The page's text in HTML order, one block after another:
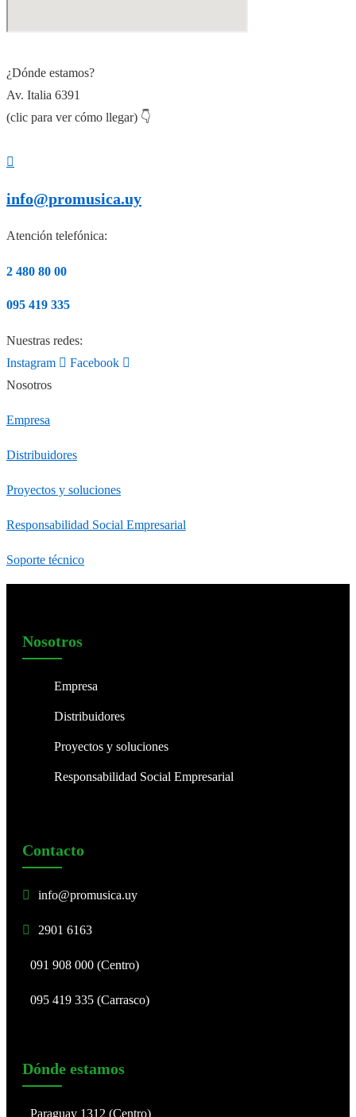
¿Dónde estamos?
Av. Italia 6391
(clic para ver cómo llegar) 👇
info@promusica.uy
Atención telefónica:
2 480 80 00
095 419 335
Nuestras redes:
Instagram
Facebook
Nosotros
Empresa
Distribuidores
Proyectos y soluciones
Responsabilidad Social Empresarial
Soporte técnico
Nosotros
Empresa
Distribuidores
Proyectos y soluciones
Responsabilidad Social Empresarial
Contacto
info@promusica.uy
2901 6163
091 908 000 (Centro)
095 419 335 (Carrasco)
Dónde estamos
Paraguay 1312 (Centro)